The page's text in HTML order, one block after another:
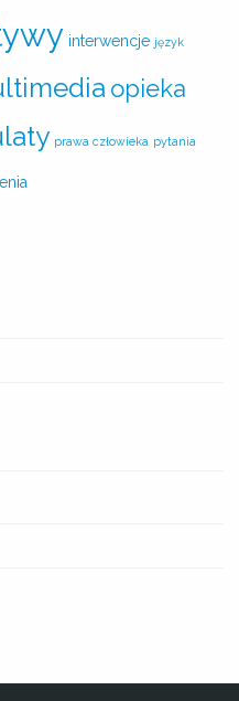
interwencje język
opieka
prawa człowieka pytania